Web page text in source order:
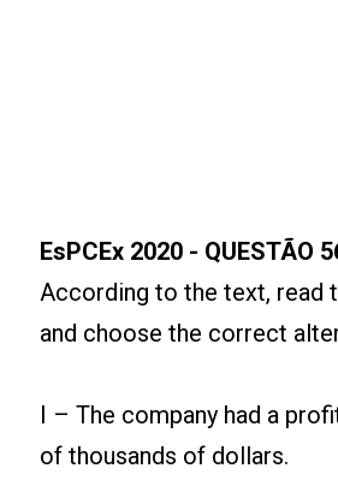
EsPCEx 2020 - QUESTÃO
According to the text, read
and choose the correct
I – The company had a
of thousands of dollars.